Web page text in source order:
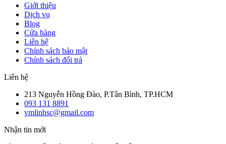
Giới thiệu
Dịch vụ
Blog
Cửa hàng
Liên hệ
Chính sách bảo mật
Chính sách đổi trả
Liên hệ
213 Nguyễn Hồng Đào, P.Tân Bình, TP.HCM
093 131 8891
vmlinhsc@gmail.com
Nhận tin mới